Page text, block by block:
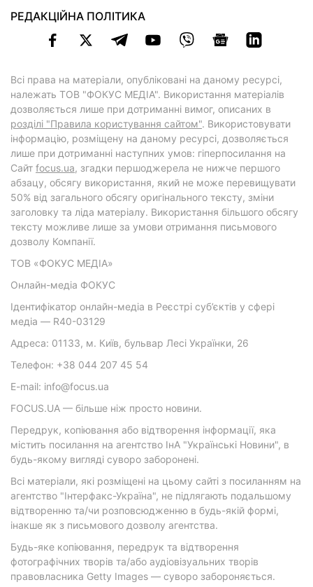
РЕДАКЦІЙНА ПОЛІТИКА
Всі права на матеріали, опубліковані на даному ресурсі,
належать ТОВ "ФОКУС МЕДІА". Використання матеріалів
дозволяється лише при дотриманні вимог, описаних в
розділі "Правила користування сайтом". Використовувати
інформацію, розміщену на даному ресурсі, дозволяється
лише при дотриманні наступних умов: гіперпосилання на
Cайт focus.ua, згадки першоджерела не нижче першого
абзацу, обсягу використання, який не може перевищувати
50% від загального обсягу оригінального тексту, зміни
заголовку та ліда матеріалу. Використання більшого обсягу
тексту можливе лише за умови отримання письмового
дозволу Компанії.
ТОВ «ФОКУС МЕДІА»
Онлайн-медіа ФОКУС
Ідентифікатор онлайн-медіа в Реєстрі суб’єктів у сфері
медіа — R40-03129
Адреса: 01133, м. Київ, бульвар Лесі Українки, 26
Телефон: +38 044 207 45 54
E-mail: info@focus.ua
FOCUS.UA — більше ніж просто новини.
Передрук, копіювання або відтворення інформації, яка
містить посилання на агентство ІнА "Українські Новини", в
будь-якому вигляді суворо заборонені.
Всі матеріали, які розміщені на цьому сайті з посиланням на
агентство "Інтерфакс-Україна", не підлягають подальшому
відтворенню та/чи розповсюдженню в будь-якій формі,
інакше як з письмового дозволу агентства.
Будь-яке копіювання, передрук та відтворення
фотографічних творів та/або аудіовізуальних творів
правовласника Getty Images — суворо забороняється.